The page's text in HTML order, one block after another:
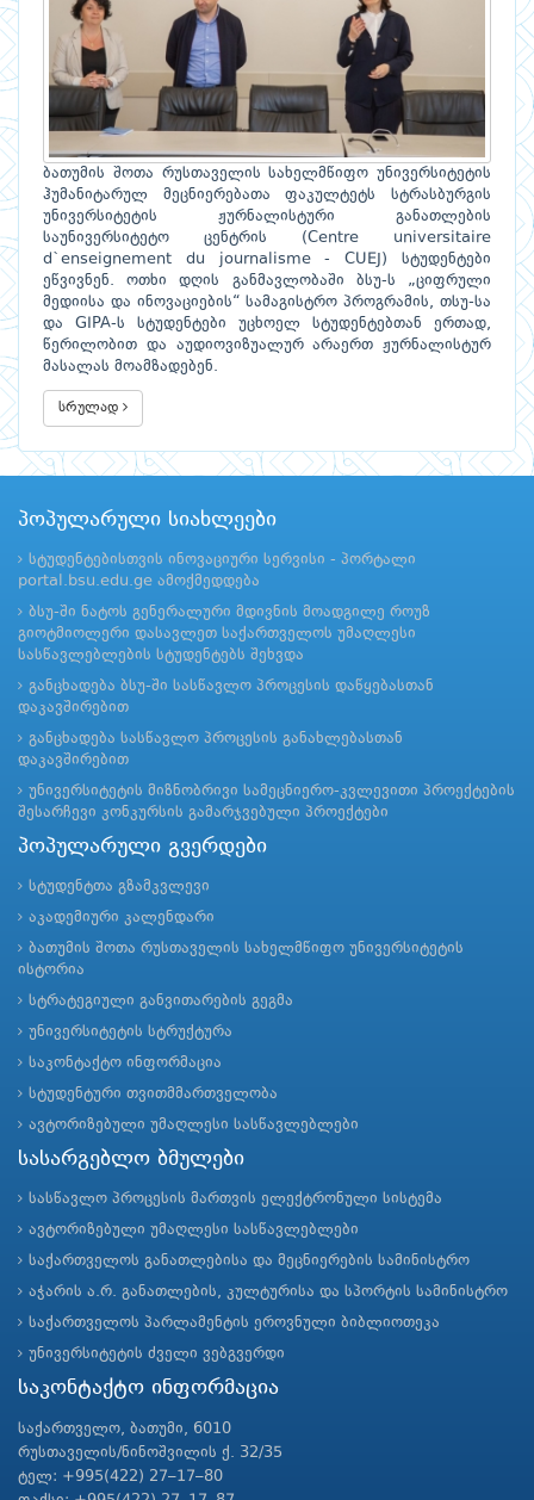
ბათუმის შოთა რუსთაველის სახელმწიფო უნივერსიტეტის
ჰუმანიტარულ მეცნიერებათა ფაკულტეტს სტრასბურგის
უნივერსიტეტის ჟურნალისტური განათლების
საუნივერსიტეტო ცენტრის (Centre universitaire
d`enseignement du journalisme - CUEJ) სტუდენტები
ეწვივნენ. ოთხი დღის განმავლობაში ბსუ-ს „ციფრული
მედიისა და ინოვაციების“ სამაგისტრო პროგრამის, თსუ-სა
და GIPA-ს სტუდენტები უცხოელ სტუდენტებთან ერთად,
წერილობით და აუდიოვიზუალურ არაერთ ჟურნალისტურ
მასალას მოამზადებენ.
სრულად
პოპულარული სიახლეები
სტუდენტებისთვის ინოვაციური სერვისი - პორტალი
portal.bsu.edu.ge ამოქმედდება
ბსუ-ში ნატოს გენერალური მდივნის მოადგილე როუზ
გიოტმიოლერი დასავლეთ საქართველოს უმაღლესი
სასწავლებლების სტუდენტებს შეხვდა
განცხადება ბსუ-ში სასწავლო პროცესის დაწყებასთან
დაკავშირებით
განცხადება სასწავლო პროცესის განახლებასთან
დაკავშირებით
უნივერსიტეტის მიზნობრივი სამეცნიერო-კვლევითი პროექტების
შესარჩევი კონკურსის გამარჯვებული პროექტები
პოპულარული გვერდები
სტუდენტთა გზამკვლევი
აკადემიური კალენდარი
ბათუმის შოთა რუსთაველის სახელმწიფო უნივერსიტეტის
ისტორია
სტრატეგიული განვითარების გეგმა
უნივერსიტეტის სტრუქტურა
საკონტაქტო ინფორმაცია
სტუდენტური თვითმმართველობა
ავტორიზებული უმაღლესი სასწავლებლები
სასარგებლო ბმულები
სასწავლო პროცესის მართვის ელექტრონული სისტემა
ავტორიზებული უმაღლესი სასწავლებლები
საქართველოს განათლებისა და მეცნიერების სამინისტრო
აჭარის ა.რ. განათლების, კულტურისა და სპორტის სამინისტრო
საქართველოს პარლამენტის ეროვნული ბიბლიოთეკა
უნივერსიტეტის ძველი ვებგვერდი
საკონტაქტო ინფორმაცია
საქართველო, ბათუმი, 6010
რუსთაველის/ნინოშვილის ქ. 32/35
ტელ: +995(422) 27–17–80